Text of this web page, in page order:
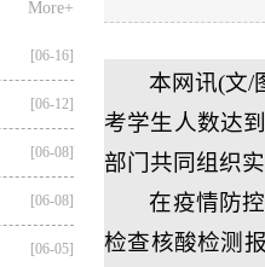
More+
[06-16]
[06-12]
[06-08]
[06-08]
[06-05]
本网讯(文/
考学生人数达
部门共同组织
在疫情防
检查核酸检测